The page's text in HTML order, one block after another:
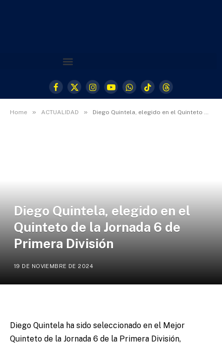
Facebook
X
(Twitter)
Instagram
YouTubeWhatsApp
TikTokThreads
Home » ACTUALIDAD » Diego Quintela, elegido en el Quinteto de la Jornada 6 de Primera División
Diego Quintela, elegido en el
Quinteto de la Jornada 6 de
Primera División
19 DE NOVIEMBRE DE 2024
Diego Quintela ha sido seleccionado en el Mejor
Quinteto de la Jornada 6 de la Primera División,